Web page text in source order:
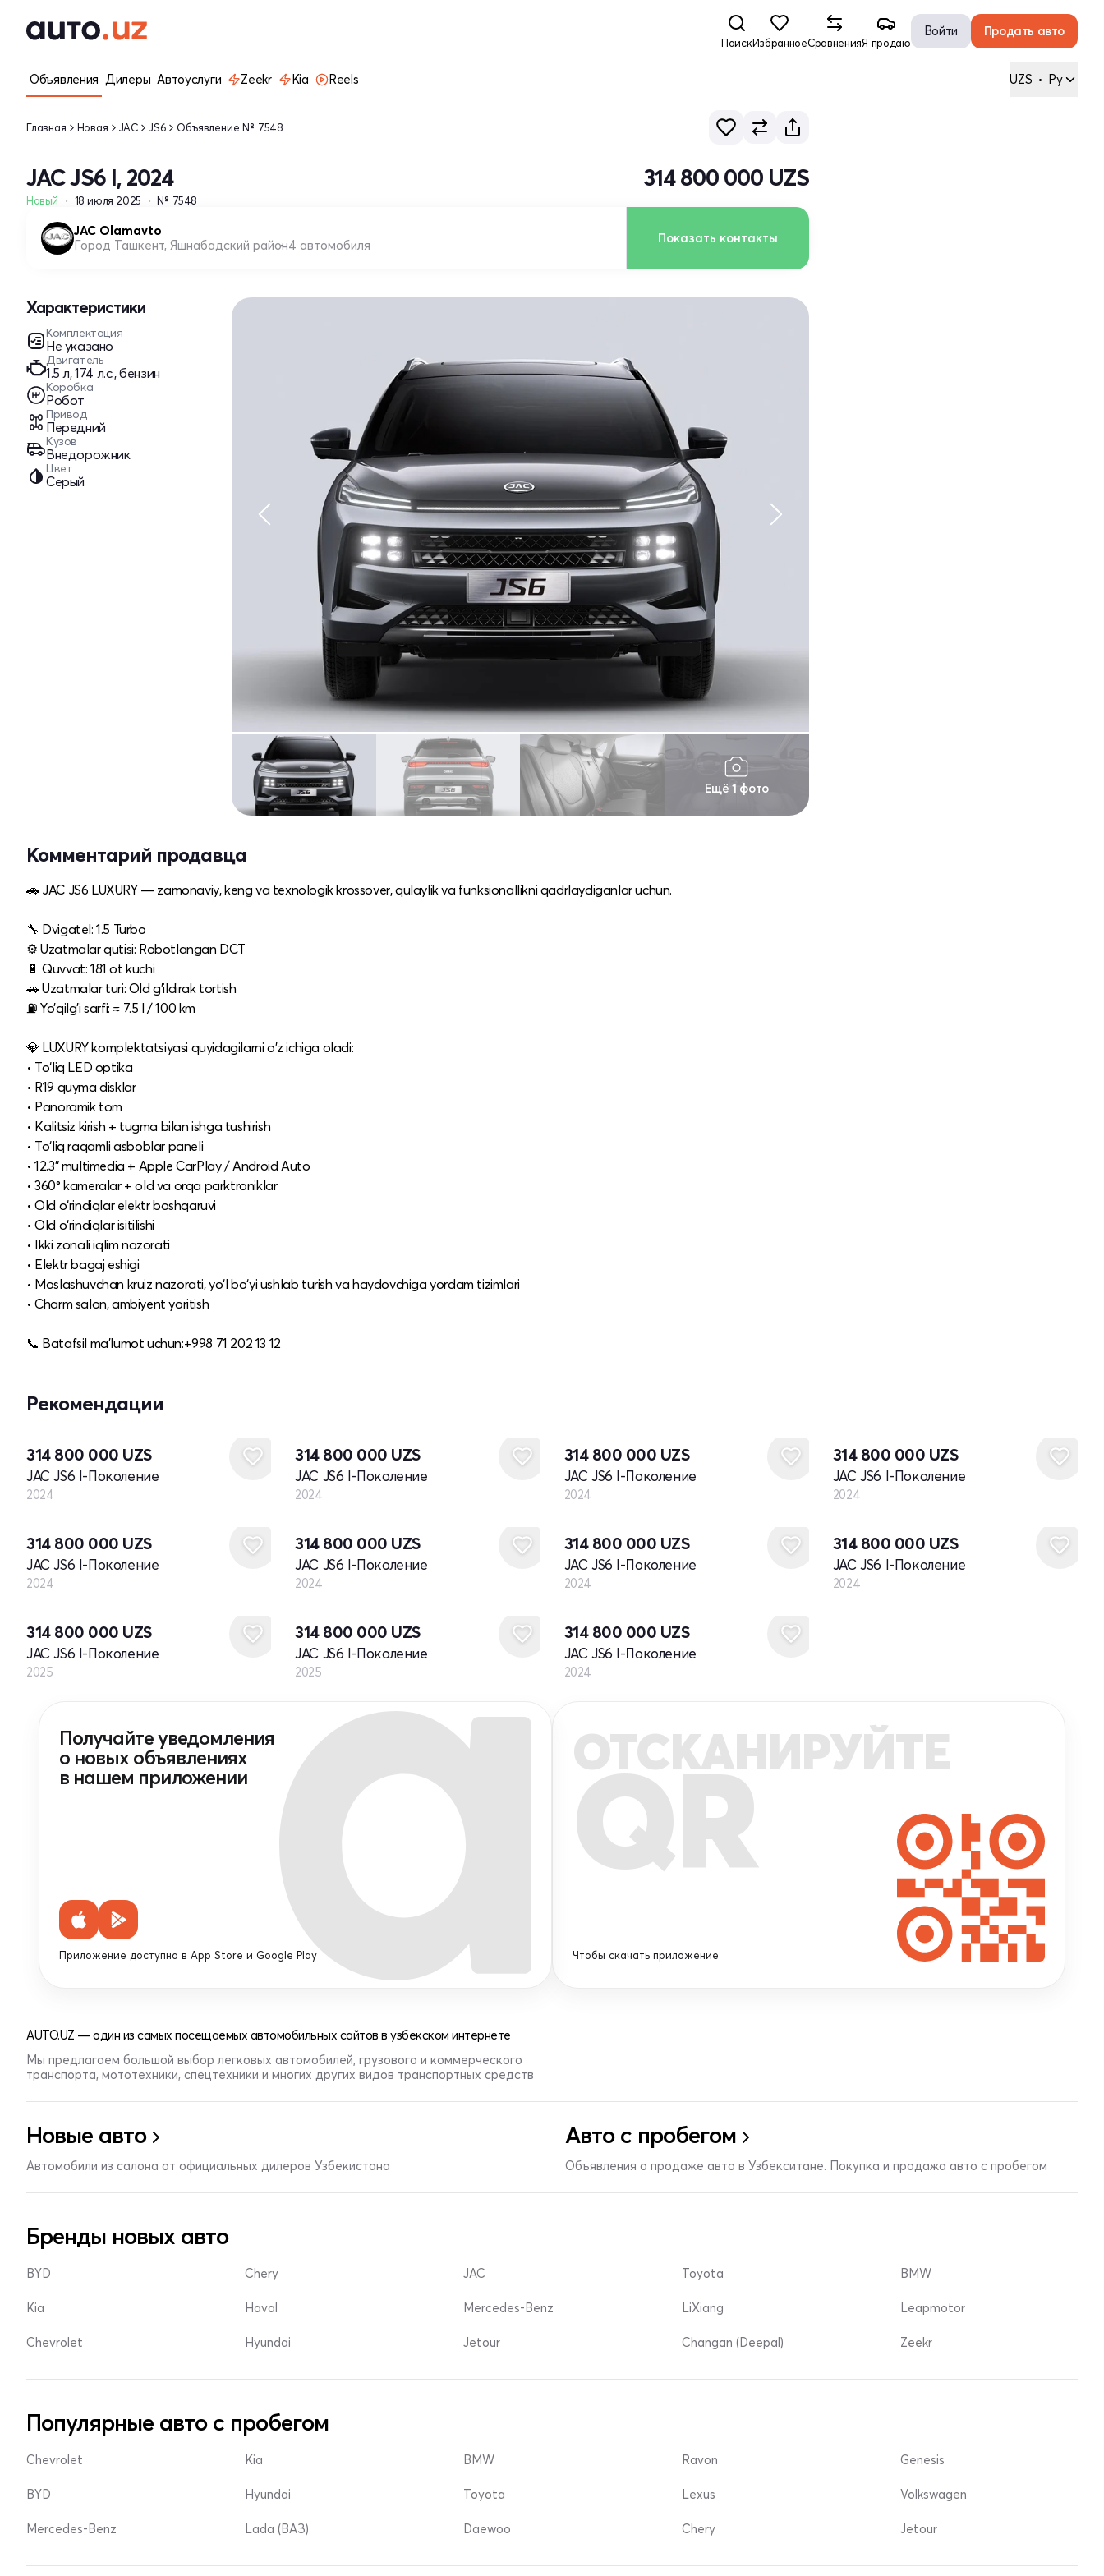
ПоискИзбранноеСравненияЯ продаю
Войти Продать авто
Объявления Дилеры Автоуслуги Zeekr Kia Reels UZS • Ру
Главная Новая JAC JS6 Объявление № 7548
JAC JS6 I, 2024
Новый 18 июля 2025 № 7548
314 800 000 UZS
JAC Olamavto
Город Ташкент, Яшнабадский район4 автомобиля Показать контакты
Характеристики
Комплектация
Не указано
Двигатель
1.5 л, 174 л.с., бензин
Коробка
Робот
Привод
Передний
Кузов
Внедорожник
Цвет
Серый
Ещё 1 фото
Комментарий продавца
🚗 JAC JS6 LUXURY — zamonaviy, keng va texnologik krossover, qulaylik va funksionallikni qadrlaydiganlar uchun.
🔧 Dvigatel: 1.5 Turbo
⚙️ Uzatmalar qutisi: Robotlangan DCT
🔋 Quvvat: 181 ot kuchi
🚗 Uzatmalar turi: Old g’ildirak tortish
⛽ Yo’qilg’i sarfi: ≈ 7.5 l / 100 km
💎 LUXURY komplektatsiyasi quyidagilarni o'z ichiga oladi:
• To‘liq LED optika
• R19 quyma disklar
• Panoramik tom
• Kalitsiz kirish + tugma bilan ishga tushirish
• To‘liq raqamli asboblar paneli
• 12.3" multimedia + Apple CarPlay / Android Auto
• 360° kameralar + old va orqa parktroniklar
• Old o‘rindiqlar elektr boshqaruvi
• Old o‘rindiqlar isitilishi
• Ikki zonali iqlim nazorati
• Elektr bagaj eshigi
• Moslashuvchan kruiz nazorati, yo‘l bo‘yi ushlab turish va haydovchiga yordam tizimlari
• Charm salon, ambiyent yoritish
📞 Batafsil ma'lumot uchun:+998 71 202 13 12
Рекомендации
314 800 000 UZS
JAC JS6 I-Поколение
2024
314 800 000 UZS
JAC JS6 I-Поколение
2024
314 800 000 UZS
JAC JS6 I-Поколение
2024
314 800 000 UZS
JAC JS6 I-Поколение
2024
314 800 000 UZS
JAC JS6 I-Поколение
2024
314 800 000 UZS
JAC JS6 I-Поколение
2024
314 800 000 UZS
JAC JS6 I-Поколение
2024
314 800 000 UZS
JAC JS6 I-Поколение
2024
314 800 000 UZS
JAC JS6 I-Поколение
2025
314 800 000 UZS
JAC JS6 I-Поколение
2025
314 800 000 UZS
JAC JS6 I-Поколение
2024
Получайте уведомления
о новых объявлениях
в нашем приложении
Приложение доступно в App Store и Google Play
ОТСКАНИРУЙТЕ
QR
Чтобы скачать приложение
AUTO.UZ — один из самых посещаемых автомобильных сайтов в узбекском интернете
Мы предлагаем большой выбор легковых автомобилей, грузового и коммерческого
транспорта, мототехники, спецтехники и многих других видов транспортных средств
Новые авто
Автомобили из салона от официальных дилеров Узбекистана
Авто с пробегом
Объявления о продаже авто в Узбекситане. Покупка и продажа авто с пробегом
Бренды новых авто
BYD
Kia
Chevrolet
Chery
Haval
Hyundai
JAC
Mercedes-Benz
Jetour
Toyota
LiXiang
Changan (Deepal)
BMW
Leapmotor
Zeekr
Популярные авто с пробегом
Chevrolet
BYD
Mercedes-Benz
Kia
Hyundai
Lada (ВАЗ)
BMW
Toyota
Daewoo
Ravon
Lexus
Chery
Genesis
Volkswagen
Jetour